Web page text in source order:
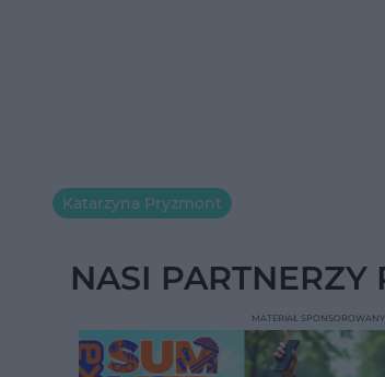
Katarzyna Pryzmont
NASI PARTNERZY
MATERIAŁ SPONSOROWANY